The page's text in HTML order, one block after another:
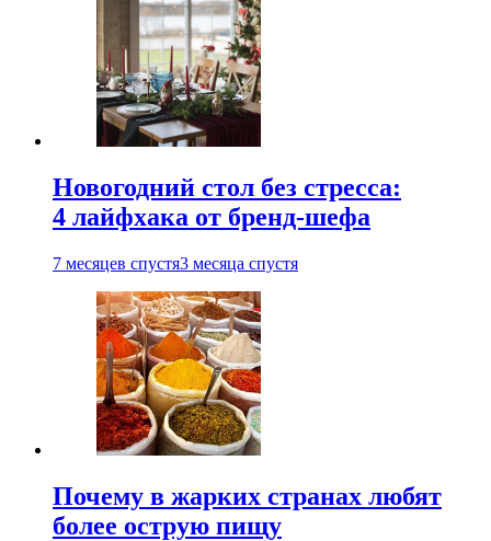
Новогодний стол без стресса:
4 лайфхака от бренд-шефа
7 месяцев спустя3 месяца спустя
Почему в жарких странах любят
более острую пищу